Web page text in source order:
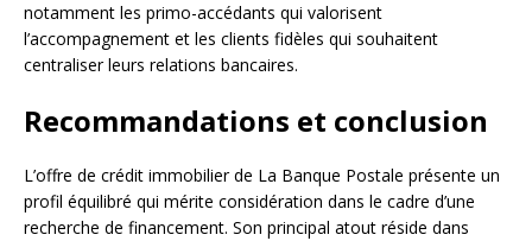
notamment les primo-accédants qui valorisent
l’accompagnement et les clients fidèles qui souhaitent
centraliser leurs relations bancaires.
Recommandations et conclusion
L’offre de crédit immobilier de La Banque Postale présente un
profil équilibré qui mérite considération dans le cadre d’une
recherche de financement. Son principal atout réside dans